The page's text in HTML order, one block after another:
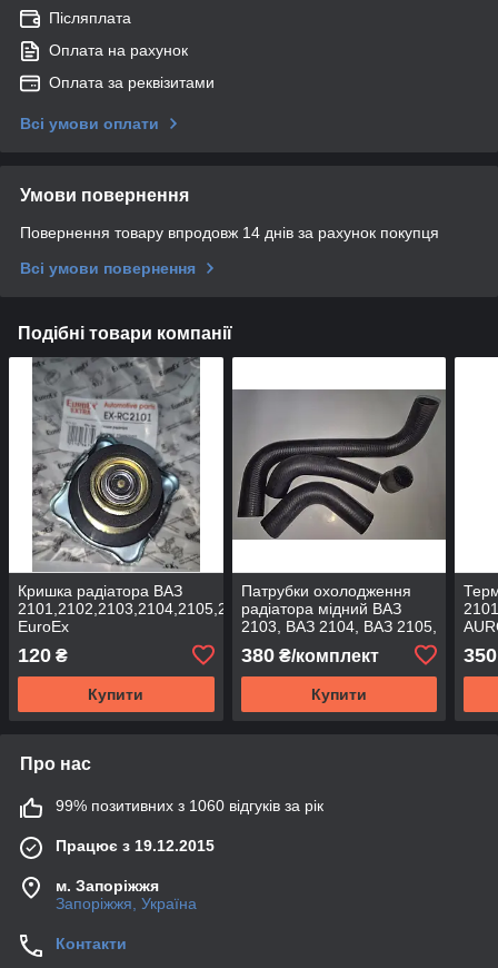
Післяплата
Оплата на рахунок
Оплата за реквізитами
Всі умови оплати
Умови повернення
Повернення товару впродовж 14 днів за рахунок покупця
Всі умови повернення
Подібні товари компанії
Кришка радіатора ВАЗ
2101,2102,2103,2104,2105,2106,2107
EuroEx
120 ₴
Купити
Патрубки охолодження
радіатора мідний ВАЗ
2103, ВАЗ 2104, ВАЗ 2105,
Україна
380₴/комплект
Купити
350
Про нас
99% позитивних з 1060 відгуків за рік
Працює з 19.12.2015
м. Запоріжжя
Запоріжжя, Україна
Контакти